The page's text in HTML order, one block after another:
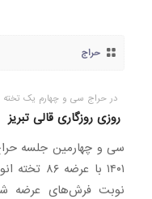
حراج
در حراج سی و چهارم یک
روزی روزگاری قالی تبریز
سی و چهارمین جلسه
نوبت فرش‌های عرضه